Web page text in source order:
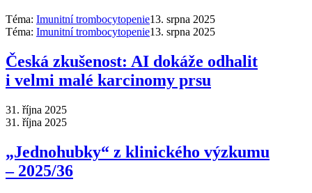
Téma: Imunitní trombocytopenie13. srpna 2025
Téma: Imunitní trombocytopenie13. srpna 2025
Česká zkušenost: AI dokáže odhalit
i velmi malé karcinomy prsu
31. října 2025
31. října 2025
„Jednohubky“ z klinického výzkumu
–⁠ 2025/36